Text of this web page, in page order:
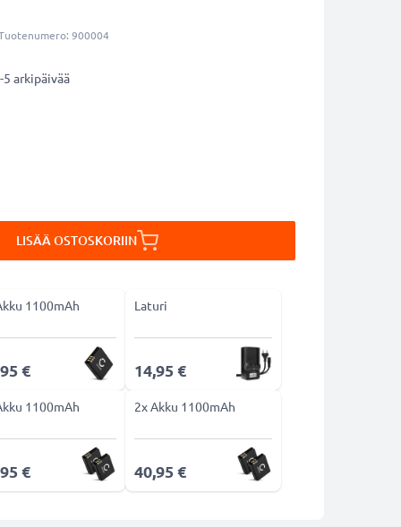
900004
arkipäivää
LISÄÄ OSTOSKORIIN
1100mAh
€
Laturi
14,95 €
1100mAh
€
2x Akku 1100mAh
40,95 €